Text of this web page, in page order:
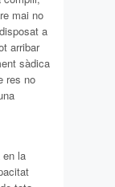
mai no
a
arribar
sàdica
res no
en la